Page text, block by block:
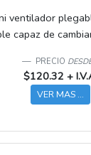
ventilador
capaz de
PRECIO
$120.32 +
VER MAS ...